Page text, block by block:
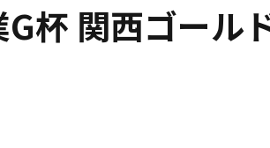
G杯 関西ゴール